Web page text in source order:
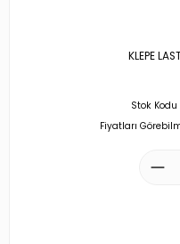
KLEPE
Stok
Fiyatları